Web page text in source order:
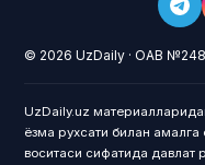
© 2026 UzDaily · ОАВ
UzDaily.uz
ёзма рухсати билан
воситаси сифатида давлат